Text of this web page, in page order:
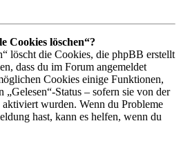
Cookies löschen“?
löscht die Cookies, die phpBB erstellt
dass du im Forum angemeldet
Cookies einige Funktionen,
„Gelesen“-Status – sofern sie von der
wurden. Wenn du Probleme
hast, kann es helfen, wenn du